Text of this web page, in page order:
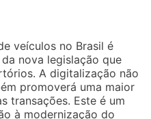
veículos no Brasil é
nova legislação que
A digitalização não
promoverá uma maior
transações. Este é um
à modernização do